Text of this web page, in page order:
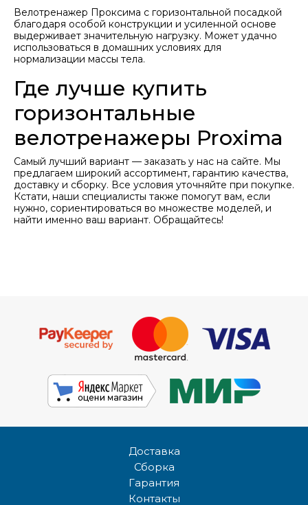
Велотренажер Проксима с горизонтальной посадкой
благодаря особой конструкции и усиленной основе
выдерживает значительную нагрузку. Может удачно
использоваться в домашних условиях для
нормализации массы тела.
Где лучше купить
горизонтальные
велотренажеры Proxima
Самый лучший вариант — заказать у нас на сайте. Мы
предлагаем широкий ассортимент, гарантию качества,
доставку и сборку. Все условия уточняйте при покупке.
Кстати, наши специалисты также помогут вам, если
нужно, сориентироваться во множестве моделей, и
найти именно ваш вариант. Обращайтесь!
Доставка
Сборка
Гарантия
Контакты